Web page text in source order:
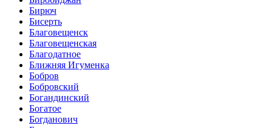
Бирюч
Бисерть
Благовещенск
Благовещенская
Благодатное
Ближняя Игуменка
Бобров
Бобровский
Богандинский
Богатое
Богданович